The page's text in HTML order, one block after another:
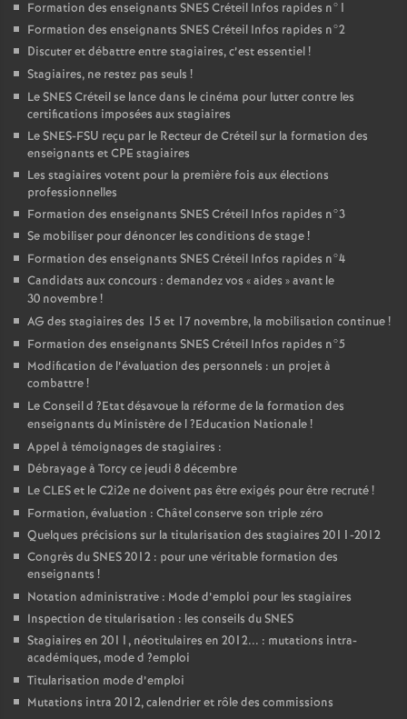
Formation des enseignants SNESCréteil Infos rapides n°1
Formation des enseignants SNESCréteil Infos rapides n°2
Discuter et débattre entre stagiaires, c’est essentiel!
Stagiaires, ne restez pas seuls !
LeSNESCréteil se lance dans le cinéma pour lutter contre les
certifications imposées aux stagiaires
LeSNES-FSU reçu par le Recteur de Créteil sur la formation des
enseignants etCPE stagiaires
Les stagiaires votent pour la première fois aux élections
professionnelles
Formation des enseignants SNESCréteil Infos rapides n°3
Se mobiliser pour dénoncer les conditions de stage!
Formation des enseignants SNESCréteil Infos rapides n°4
Candidats aux concours : demandez vos «aides » avant le
30 novembre!
AG des stagiaires des 15 et 17 novembre, la mobilisation continue!
Formation des enseignants SNESCréteil Infos rapides n°5
Modification de l’évaluation des personnels : un projet à
combattre!
Le Conseil d ?Etat désavoue la réforme de la formation des
enseignants du Ministère de l?Education Nationale!
Appel à témoignages de stagiaires :
Débrayage à Torcy ce jeudi 8 décembre
LeCLESet le C2i2e ne doivent pas être exigés pour être recruté!
Formation, évaluation : Châtel conserve son triple zéro
Quelques précisions sur la titularisation des stagiaires 2011-2012
Congrès duSNES2012 : pour une véritable formation des
enseignants !
Notation administrative : Mode d’emploi pour les stagiaires
Inspection de titularisation : les conseils duSNES
Stagiaires en 2011, néotitulaires en 2012... : mutations intra-
académiques, mode d ?emploi
Titularisation mode d’emploi
Mutations intra 2012, calendrier et rôle des commissions